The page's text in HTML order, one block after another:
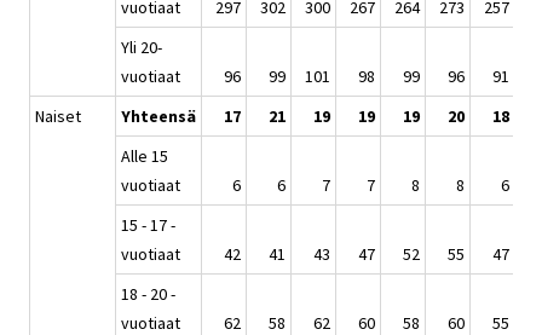
vuotiaat
297 302 300 267 264 273 257
Yli 20-
vuotiaat
96 99 101 98 99 96 91
Naiset
Yhteensä 17 21 19 19 19 20 18
Alle 15
vuotiaat
6 6 7 7 8 8
6
15 - 17 -
vuotiaat
42 41 43 47 52 55 47
18 - 20 -
vuotiaat
62 58 62 60 58 60 55